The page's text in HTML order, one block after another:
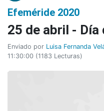
Efeméride 2020
25 de abril - Día
Enviado por Luisa Fernanda
11:30:00 (1183 Lecturas)